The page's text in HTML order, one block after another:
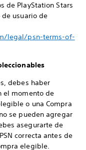
de PlayStation Stars
usuario de
legal/psn-terms-of-
debes haber
el momento de
o una Compra
se pueden agregar
asegurarte de
correcta antes de
elegible.